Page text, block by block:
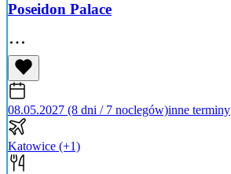
Poseidon Palace
08.05.2027 (8 dni / 7 noclegów)inne terminy
Katowice (+1)